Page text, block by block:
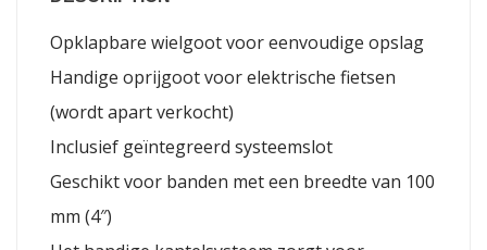
Opklapbare wielgoot voor eenvoudige opslag
Handige oprijgoot voor elektrische fietsen
(wordt apart verkocht)
Inclusief geïntegreerd systeemslot
Geschikt voor banden met een breedte van 100
mm (4″)